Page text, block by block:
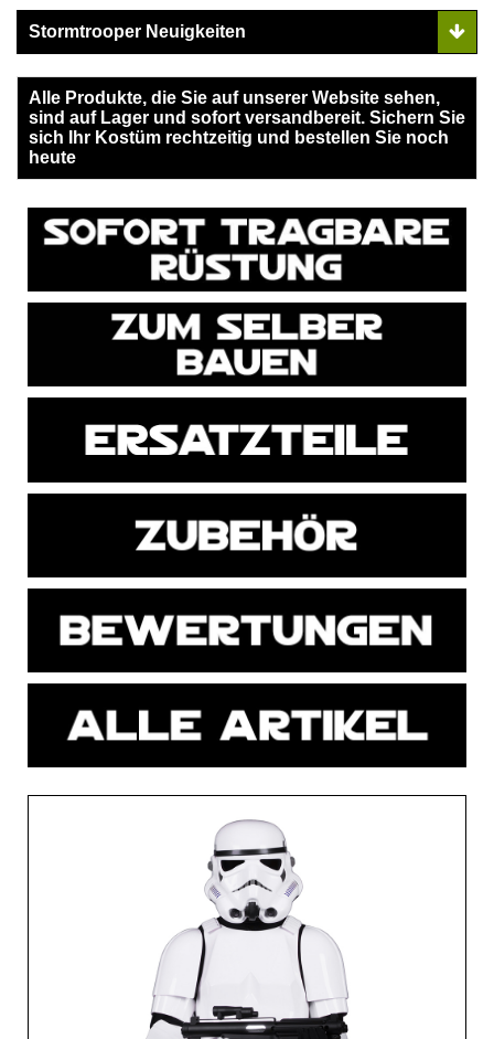
Stormtrooper Neuigkeiten
Alle Produkte, die Sie auf unserer Website sehen,
sind auf Lager und sofort versandbereit. Sichern Sie
sich Ihr Kostüm rechtzeitig und bestellen Sie noch
heute